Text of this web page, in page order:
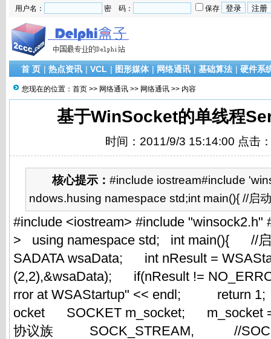
用户名： 密 码： 保存
首 页 | 热点资讯 | VCL | 图形媒体 | 网络通讯 | 基础算法 | 硬件系
您现在的位置： 首页 >> 网络通讯 >> 网络通讯 >> 内容
基于WinSocket的单线程
时间：2011/9/3 15:14:00 点击
核心提示： #include iostream#include
ndows.husing namespace std;int main(){ //启
#include <iostream> #include "winsock2.h"
> using namespace std; int main(){ //
SADATA wsaData; int nResult =
(2,2),&wsaData); if(nResult !=
rror at WSAStartup" << endl;
ocket SOCKET m_socket; m_socket =
协议族 SOCK_STREAM, //